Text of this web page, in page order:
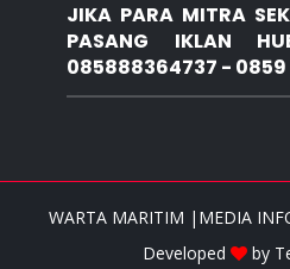
JIKA PARA MITRA
PASANG IKLAN
085888364737 - 0859
WARTA MARITIM |MEDIA
Developed
by